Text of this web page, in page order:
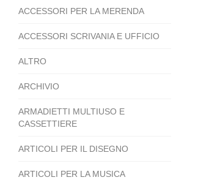
ACCESSORI PER LA MERENDA
ACCESSORI SCRIVANIA E UFFICIO
ALTRO
ARCHIVIO
ARMADIETTI MULTIUSO E
CASSETTIERE
ARTICOLI PER IL DISEGNO
ARTICOLI PER LA MUSICA